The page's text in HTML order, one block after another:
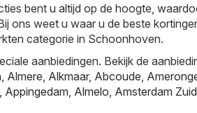
bent u altijd op de hoogte,
ons weet u waar u de beste
categorie in Schoonhoven.
aanbiedingen. Bekijk de
Almere Alkmaar, Abcoude
Appingedam Almelo Amsterdam